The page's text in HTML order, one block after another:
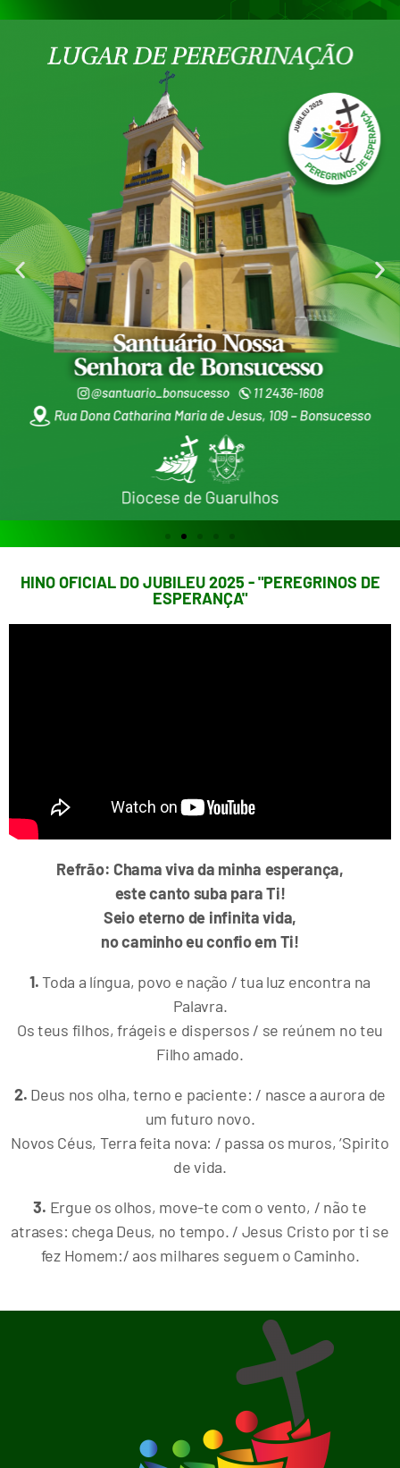
HINO OFICIAL DO JUBILEU 2025 - "PEREGRINOS DE
ESPERANÇA"
Refrão: Chama viva da minha esperança,
este canto suba para Ti!
Seio eterno de infinita vida,
no caminho eu confio em Ti!
1.Toda a língua, povo e nação / tua luz encontra na
Palavra.
Os teus filhos, frágeis e dispersos / se reúnem no teu
Filho amado.
2. Deus nos olha, terno e paciente: / nasce a aurora de
um futuro novo.
Novos Céus, Terra feita nova: / passa os muros, ‘Spirito
de vida.
3. Ergue os olhos, move-te com o vento, / não te
atrases: chega Deus, no tempo. / Jesus Cristo por ti se
fez Homem:/ aos milhares seguem o Caminho.